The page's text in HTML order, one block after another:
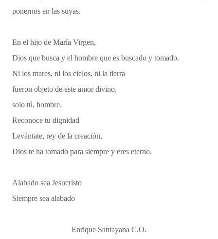
ponernos en las suyas.
En el hijo de María Virgen,
Dios que busca y el hombre que es buscado y tomado.
Ni los mares, ni los cielos, ni la tierra
fueron objeto de este amor divino,
solo tú, hombre.
Reconoce tu dignidad
Levántate, rey de la creación,
Dios te ha tomado para siempre y eres eterno.
Alabado sea Jesucristo
Siempre sea alabado
Enrique Santayana C.O.